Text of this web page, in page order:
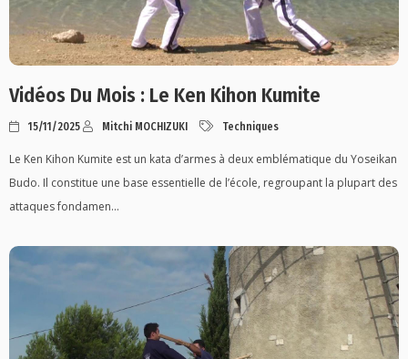
Vidéos Du Mois : Le Ken Kihon Kumite
15/11/2025 Mitchi MOCHIZUKI Techniques
Le Ken Kihon Kumite est un kata d’armes à deux emblématique du Yoseikan
Budo. Il constitue une base essentielle de l’école, regroupant la plupart des
attaques fondamen...